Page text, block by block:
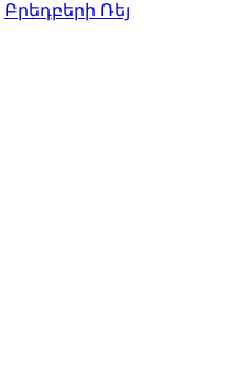
Բրեդբերի Ռեյ